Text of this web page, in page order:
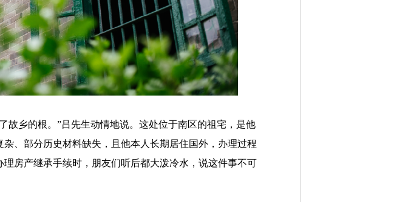
故乡的根。”吕先生动情地说。这处位于南区的祖宅，是他
、部分历史材料缺失，且他本人长期居住国外，办理过程
房产继承手续时，朋友们听后都大泼冷水，说这件事不可